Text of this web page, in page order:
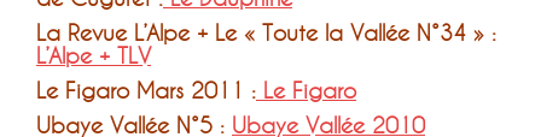
La Revue L’Alpe + Le « Toute la Vallée N°34 » :
L’Alpe + TLV
Le Figaro Mars 2011 : Le Figaro
Ubaye Vallée N°5 : Ubaye Vallée 2010